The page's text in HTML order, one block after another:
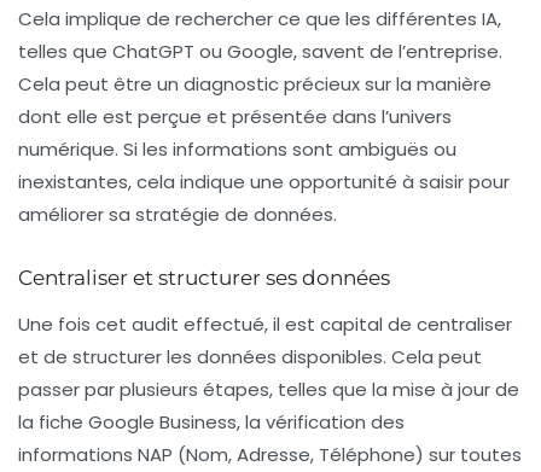
Cela implique de rechercher ce que les différentes IA,
telles que ChatGPT ou Google, savent de l’entreprise.
Cela peut être un diagnostic précieux sur la manière
dont elle est perçue et présentée dans l’univers
numérique. Si les informations sont ambiguës ou
inexistantes, cela indique une opportunité à saisir pour
améliorer sa stratégie de données.
Centraliser et structurer ses données
Une fois cet audit effectué, il est capital de centraliser
et de structurer les données disponibles. Cela peut
passer par plusieurs étapes, telles que la mise à jour de
la fiche Google Business, la vérification des
informations NAP (Nom, Adresse, Téléphone) sur toutes